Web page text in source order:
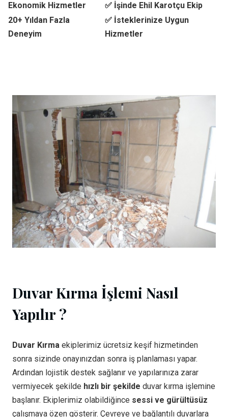
Ekonomik Hizmetler
✅ İşinde Ehil Karotçu Ekip
20+ Yıldan Fazla
Deneyim
✅ İsteklerinize Uygun
Hizmetler
Duvar Kırma İşlemi Nasıl
Yapılır ?
Duvar Kırma ekiplerimiz ücretsiz keşif hizmetinden
sonra sizinde onayınızdan sonra iş planlaması yapar.
Ardından lojistik destek sağlanır ve yapılarınıza zarar
vermiyecek şekilde hızlı bir şekilde duvar kırma işlemine
başlanır. Ekiplerimiz olabildiğince sessi ve gürültüsüz
çalışmaya özen gösterir. Çevreye ve bağlantılı duvarlara